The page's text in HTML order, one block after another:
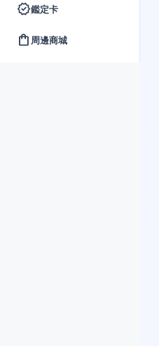
verified鑑定卡
shopping_bag 周邊商城